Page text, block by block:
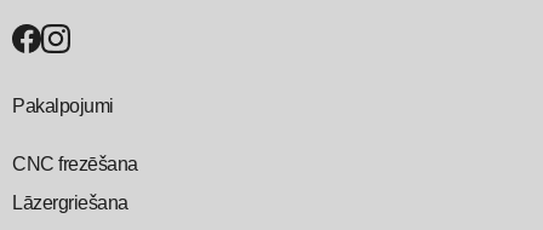
Pakalpojumi
CNC frezēšana
Lāzergriešana